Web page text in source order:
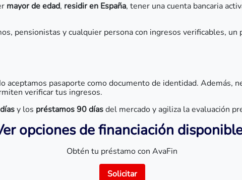
mayor de edad, residir en España, tener una cuenta bancaria
pensionistas y cualquier persona con ingresos verificables,
aceptamos pasaporte como documento de identidad. Además,
verificar tus ingresos.
y los préstamos 90 díasdel mercado y agiliza la evaluación
opciones de financiación
Obtén tu préstamo con AvaFin
Solicitar